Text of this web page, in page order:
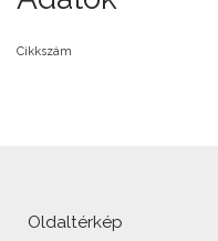
Cikkszám
Oldaltérkép